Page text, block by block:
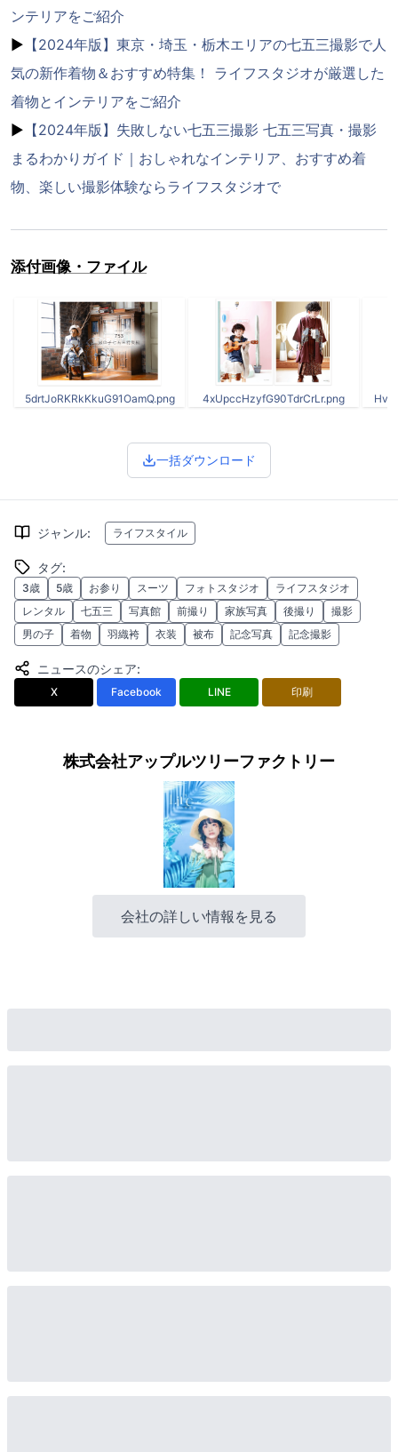
ンテリアをご紹介
▶ 【2024年版】東京・埼玉・栃木エリアの七五三撮影で人
気の新作着物＆おすすめ特集！ ライフスタジオが厳選した
着物とインテリアをご紹介
▶ 【2024年版】失敗しない七五三撮影 七五三写真・撮影
まるわかりガイド｜おしゃれなインテリア、おすすめ着
物、楽しい撮影体験ならライフスタジオで
添付画像・ファイル
5drtJoRKRkKkuG91OamQ.png 4xUpccHzyfG90TdrCrLr.png
一括ダウンロード
ジャンル: ライフスタイル
タグ:
3歳 5歳 お参り スーツ フォトスタジオ
ライフスタジオ
レンタル
七五三 写真館 前撮り 家族写真 後撮り
撮影
男の子
着物 羽織袴 衣装 被布 記念写真 記念撮影
ニュースのシェア:
X Facebook LINE 印刷
株式会社アップルツリーファクトリー
会社の詳しい情報を見る